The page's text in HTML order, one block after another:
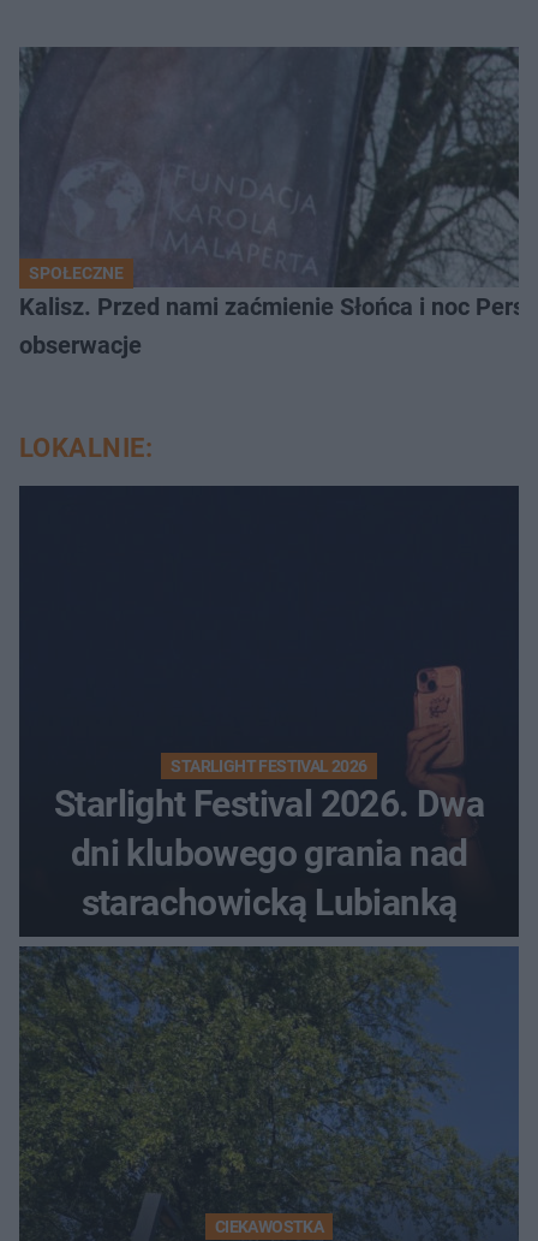
SPOŁECZNE
Kalisz. Przed nami zaćmienie Słońca i noc
obserwacje
LOKALNIE:
STARLIGHT FESTIVAL 2026
Starlight Festival 2026. Dwa
dni klubowego grania nad
starachowicką Lubianką
CIEKAWOSTKA